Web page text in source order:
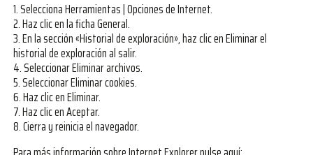
1. Selecciona Herramientas | Opciones de Internet.
2. Haz clic en la ficha General.
3. En la sección «Historial de exploración», haz clic en Eliminar el
historial de exploración al salir.
4. Seleccionar Eliminar archivos.
5. Seleccionar Eliminar cookies.
6. Haz clic en Eliminar.
7. Haz clic en Aceptar.
8. Cierra y reinicia el navegador.